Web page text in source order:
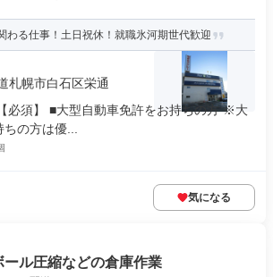
わる仕事！土日祝休！就職氷河期世代歓迎
札幌市白石区栄通
必須】 ■大型自動車免許をお持ちの方 ※大
の方は優...
気になる
ル圧縮などの倉庫作業